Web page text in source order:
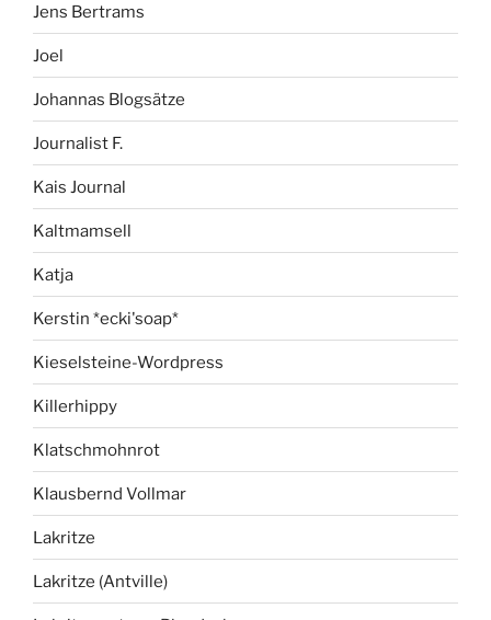
Jens Bertrams
Joel
Johannas Blogsätze
Journalist F.
Kais Journal
Kaltmamsell
Katja
Kerstin *ecki'soap*
Kieselsteine-Wordpress
Killerhippy
Klatschmohnrot
Klausbernd Vollmar
Lakritze
Lakritze (Antville)